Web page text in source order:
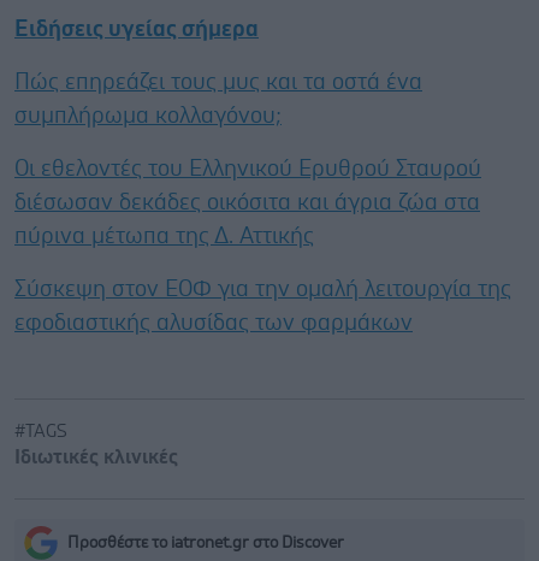
Ειδήσεις υγείας σήμερα
Πώς επηρεάζει τους μυς και τα οστά ένα
συμπλήρωμα κολλαγόνου;
Οι εθελοντές του Ελληνικού Ερυθρού Σταυρού
διέσωσαν δεκάδες οικόσιτα και άγρια ζώα στα
πύρινα μέτωπα της Δ. Αττικής
Σύσκεψη στον ΕΟΦ για την ομαλή λειτουργία της
εφοδιαστικής αλυσίδας των φαρμάκων
#TAGS
Ιδιωτικές κλινικές
Προσθέστε το iatronet.gr στο Discover